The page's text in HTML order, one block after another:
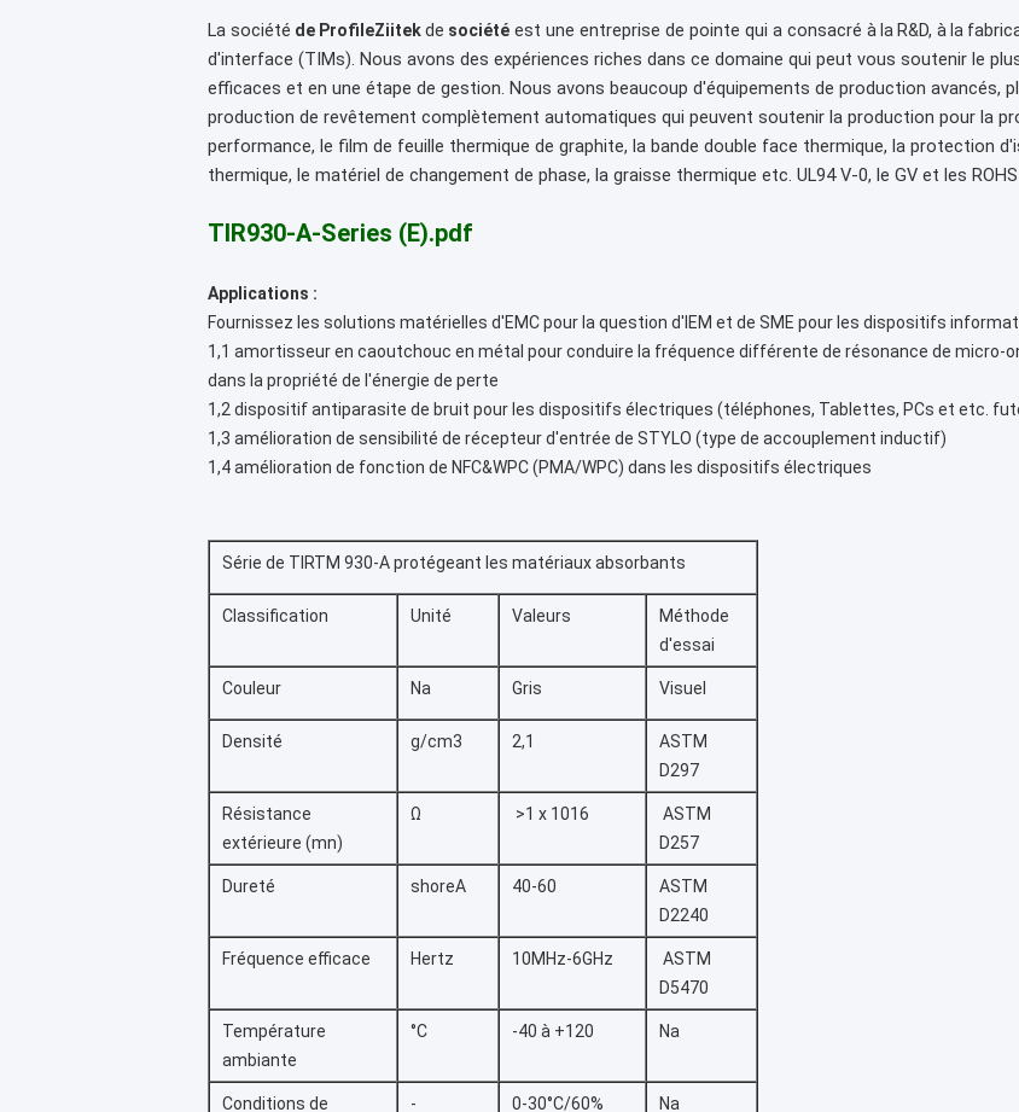
La société de ProfileZiitekde société est une entreprise de pointe qui a consacré à la R&D, à la
d'interface (TIMs). Nous avons des expériences riches dans ce domaine qui peut vous soutenir le
efficaces et en une étape de gestion. Nous avons beaucoup d'équipements de production avancés,
production de revêtement complètement automatiques qui peuvent soutenir la production pour la
performance, le film de feuille thermique de graphite, la bande double face thermique, la protection
thermique, le matériel de changement de phase, la graisse thermique etc. UL94 V-0, le GV et les
TIR930-A-Series (E).pdf
Applications :
Fournissez les solutions matérielles d'EMC pour la question d'IEM et de SME pour les dispositifs
1,1 amortisseur en caoutchouc en métal pour conduire la fréquence différente de résonance de micro-
dans la propriété de l'énergie de perte
1,2 dispositif antiparasite de bruit pour les dispositifs électriques (téléphones, Tablettes, PCs et etc.
1,3 amélioration de sensibilité de récepteur d'entrée de STYLO (type de accouplement inductif)
1,4 amélioration de fonction de NFC&WPC (PMA/WPC) dans les dispositifs électriques
Série de TIRTM 930-A protégeant les matériaux absorbants
Classification Unité Valeurs
Méthode
d'essai
Couleur Na Gris Visuel
Densité g/cm3 2,1
ASTM
D297
Résistance
extérieure (mn)
Ω >1 x 1016
ASTM
D257
Dureté shoreA 40-60
ASTM
D2240
Fréquence efficace Hertz 10MHz-6GHz
ASTM
D5470
Température
ambiante
°C -40 à +120 Na
Conditions de
-
0-30°C/60%
Na